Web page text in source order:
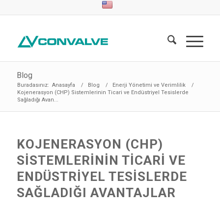
Blog
Buradasınız: Anasayfa / Blog / Enerji Yönetimi ve Verimlilik
/
Kojenerasyon (CHP) Sistemlerinin Ticari ve Endüstriyel Tesislerde
Sağladığı Avan...
KOJENERASYON (CHP)
SISTEMLERININ TICARI VE
ENDÜSTRIYEL TESISLERDE
SAĞLADIĞI AVANTAJLAR